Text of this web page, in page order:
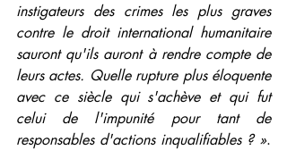
instigateurs des crimes les plus graves
contre le droit international humanitaire
sauront qu'ils auront à rendre compte de
leurs actes. Quelle rupture plus éloquente
avec ce siècle qui s'achève et qui fut
celui de l'impunité pour tant de
responsables d'actions inqualifiables ? ».